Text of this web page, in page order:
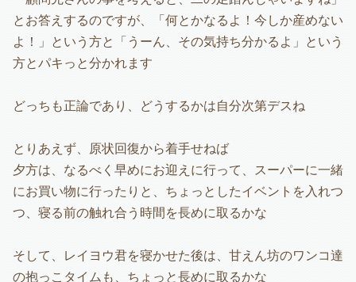
とお答えするのですが、「何とかなるよ！今しか産めない
よ！」という方と「うーん、その気持ち分かるよ」という
方とパキっと分かれます
どっちも正論であり、どうするかは自分次第デスね
とりあえず、原状回復から着手せねば
夕方は、なるべく早めにお迎えに行って、スーパーに一緒
にお買い物に行ったりと、ちょっとしたイベントを入れつ
つ、寝る前の触れ合う時間を長めに取るかな
そして、レイヨウ君を寝かせた後は、甘えん坊のワンコ達
の抱っこタイムも、ちょっと長めに取るかな